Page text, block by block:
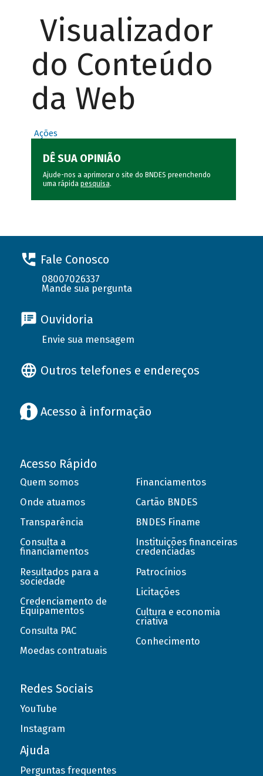
Visualizador
do Conteúdo
da Web
Ações
DÊ SUA OPINIÃO
Ajude-nos a aprimorar o site do BNDES preenchendo
uma rápida pesquisa.
Fale Conosco
08007026337
Mande sua pergunta
Ouvidoria
Envie sua mensagem
Outros telefones e endereços
Acesso à informação
Acesso Rápido
Quem somos
Onde atuamos
Transparência
Consulta a
financiamentos
Resultados para a
sociedade
Credenciamento de
Equipamentos
Consulta PAC
Moedas contratuais
Financiamentos
Cartão BNDES
BNDES Finame
Instituições financeiras
credenciadas
Patrocínios
Licitações
Cultura e economia
criativa
Conhecimento
Redes Sociais
YouTube
Instagram
Ajuda
Perguntas frequentes